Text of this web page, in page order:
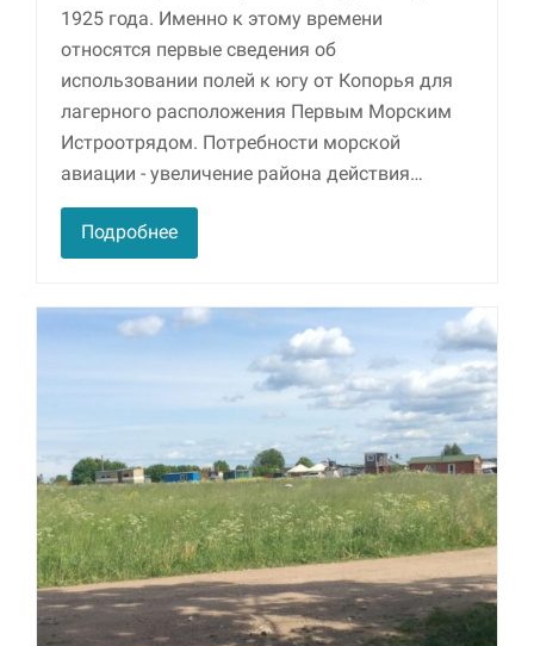
1925 года. Именно к этому времени
относятся первые сведения об
использовании полей к югу от Копорья для
лагерного расположения Первым Морским
Истроотрядом. Потребности морской
авиации - увеличение района действия…
Подробнее
персонализированный
контент и
предложения.